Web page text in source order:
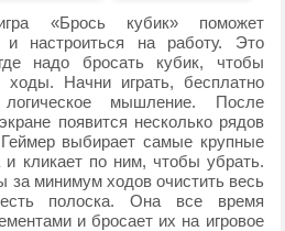
«Брось кубик» поможет
и настроиться на работу. Это
надо бросать кубик, чтобы
ходы. Начни играть, бесплатно
логическое мышление. После
появится несколько рядов
выбирает самые крупные
и кликает по ним, чтобы убрать.
за минимум ходов очистить весь
полоска. Она все время
и бросает их на игровое